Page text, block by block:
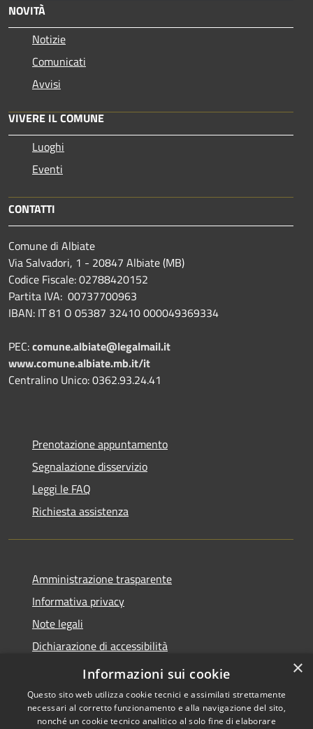
NOVITÀ
Notizie
Comunicati
Avvisi
VIVERE IL COMUNE
Luoghi
Eventi
CONTATTI
Comune di Albiate
Via Salvadori, 1 - 20847 Albiate (MB)
Codice Fiscale: 02788420152
Partita IVA: 00737700963
IBAN: IT 81 O 05387 32410 000049369334
PEC:comune.albiate@legalmail.it
www.comune.albiate.mb.it/it
Centralino Unico: 0362.93.24.41
Prenotazione appuntamento
Segnalazione disservizio
Leggi le FAQ
Richiesta assistenza
Amministrazione trasparente
Informativa privacy
Note legali
Dichiarazione di accessibilità
Obbietivi di accessibilità
×
Informazioni sui cookie
Questo sito web utilizza cookie tecnici e assimilati strettamente
necessari al corretto funzionamento e alla navigazione del sito,
nonché un cookie tecnico analitico al solo fine di elaborare